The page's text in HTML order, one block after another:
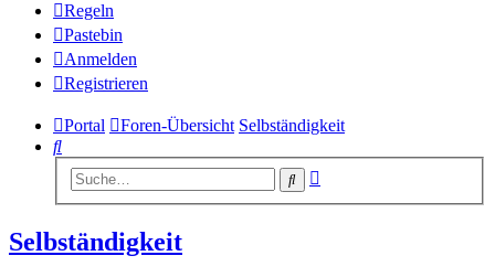
Regeln
Pastebin
Anmelden
Registrieren
Portal Foren-Übersicht Selbständigkeit
Suche
Suche
Selbständigkeit